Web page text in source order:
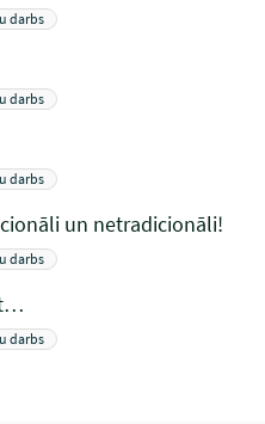
darbs
darbs
darbs
un netradicionāli!
darbs
darbs